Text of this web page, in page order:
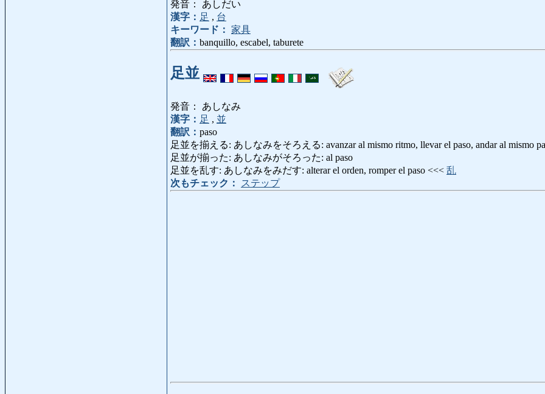
発音： あしだい
漢字： 足 , 台
キーワード： 家具
翻訳： banquillo, escabel, taburete
足並
発音： あしなみ
漢字： 足 , 並
翻訳： paso
足並を揃える: あしなみをそろえる: avanzar al mismo ritmo, llevar el paso, andar al mismo
足並が揃った: あしなみがそろった: al paso
足並を乱す: あしなみをみだす: alterar el orden, romper el paso <<< 乱
次もチェック：
ステップ